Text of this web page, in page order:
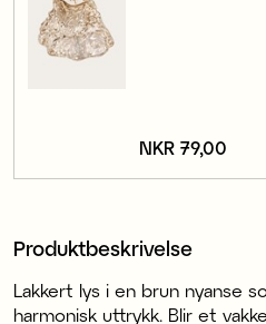
Pris :NKR 79,00
NKR 79,00
Produktbeskrivelse
Lakkert lys i en brun nyanse
harmonisk uttrykk. Blir et